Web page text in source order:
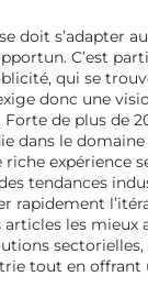
doit s’adapter
C’est
qui se
donc une
de plus de
dans le
riche expérience
tendances
rapidement
les mieux
tout en offrant